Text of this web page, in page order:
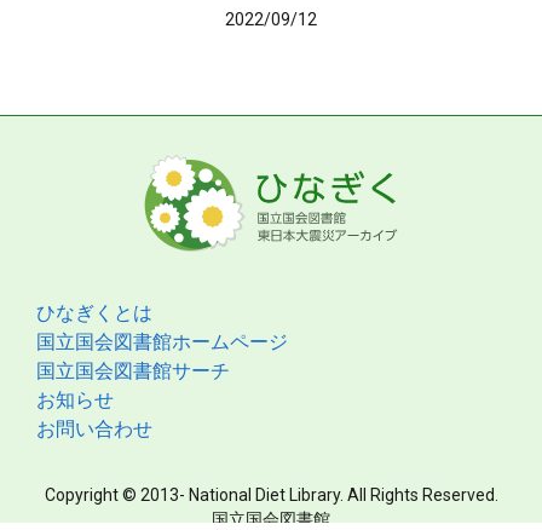
2022/09/12
ひなぎくとは
国立国会図書館ホームページ
国立国会図書館サーチ
お知らせ
お問い合わせ
Copyright © 2013- National Diet Library. All Rights Reserved.